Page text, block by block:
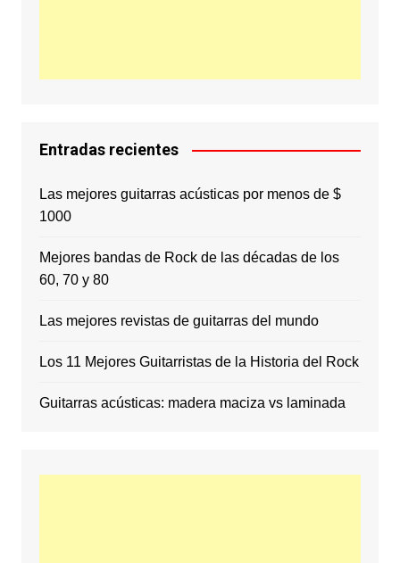
Entradas recientes
Las mejores guitarras acústicas por menos de $
1000
Mejores bandas de Rock de las décadas de los
60, 70 y 80
Las mejores revistas de guitarras del mundo
Los 11 Mejores Guitarristas de la Historia del Rock
Guitarras acústicas: madera maciza vs laminada